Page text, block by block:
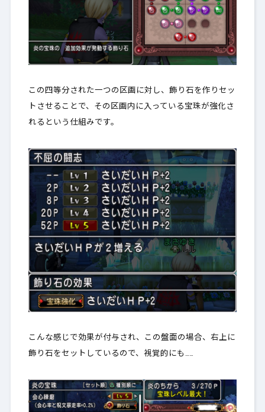
この四等分された一つの区画に対し、飾り石を作りセッ
トさせることで、その区画内に入っている宝珠が強化さ
れるという仕組みです。
こんな感じで効果が付与され、この盤面の場合、右上に
飾り石をセットしているので、視覚的にも……